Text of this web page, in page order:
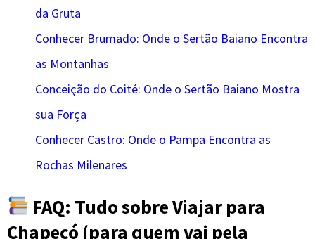
da Gruta
Conhecer Brumado: Onde o Sertão Baiano Encontra
as Montanhas
Conceição do Coité: Onde o Sertão Baiano Mostra
sua Força
Conhecer Castro: Onde o Pampa Encontra as
Rochas Milenares
FAQ: Tudo sobre Viajar para
Chapecó (para quem vai pela